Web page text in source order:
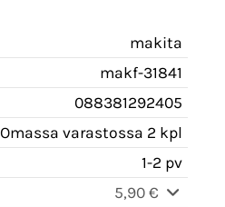
makita
makf-31841
088381292405
Omassa varastossa 2 kpl
1-2 pv
5,90 €